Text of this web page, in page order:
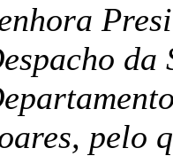
da
pelo